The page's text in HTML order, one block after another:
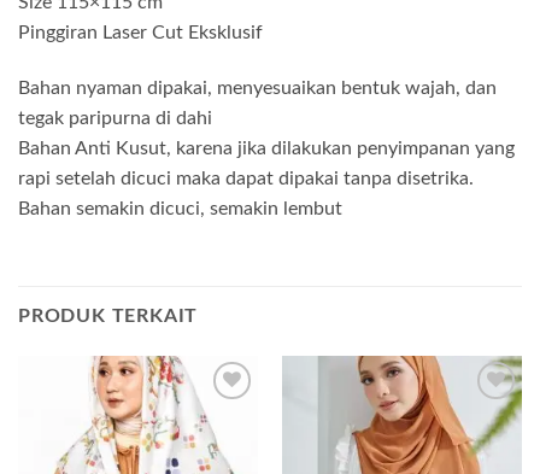
Pinggiran Laser Cut Eksklusif
Bahan nyaman dipakai, menyesuaikan bentuk wajah, dan
tegak paripurna di dahi
Bahan Anti Kusut, karena jika dilakukan penyimpanan yang
rapi setelah dicuci maka dapat dipakai tanpa disetrika.
Bahan semakin dicuci, semakin lembut
PRODUK TERKAIT
Add to
wishlist
Add to
wishlist